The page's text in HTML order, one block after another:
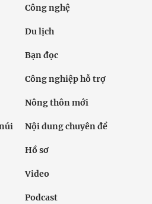
Công nghệ
Du lịch
Bạn đọc
Công nghiệp hỗ trợ
Nông thôn mới
Nội dung chuyên đề
Hồ sơ
Video
Podcast